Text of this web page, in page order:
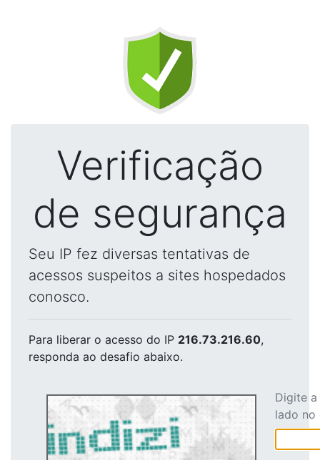
Verificação
de segurança
Seu IP fez diversas tentativas de
acessos suspeitos a sites hospedados
conosco.
Para liberar o acesso do IP 216.73.216.60,
responda ao desafio abaixo.
Digite
lado no